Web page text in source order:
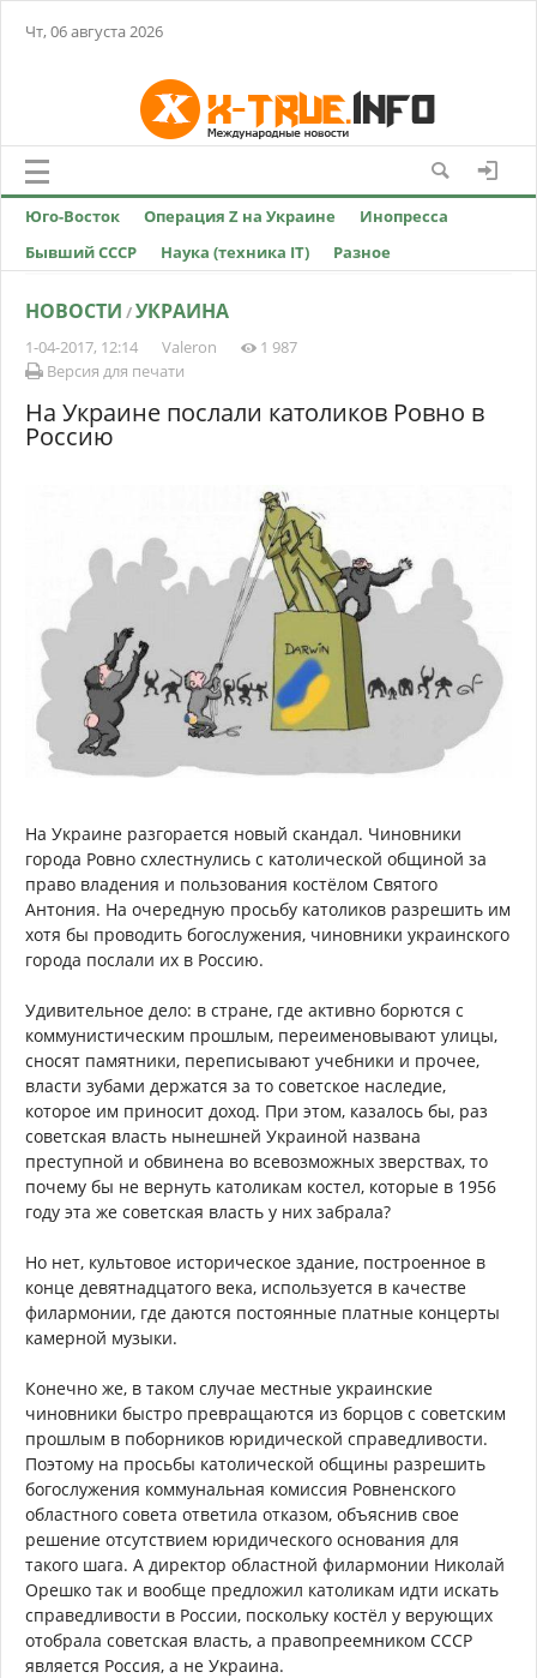
Чт, 06 августа 2026
Юго-Восток Операция Z на Украине
Инопресса
Бывший СССР
Наука (техника IT) Разное
НОВОСТИ /УКРАИНА
1-04-2017, 12:14 Valeron
1 987
Версия для печати
На Украине послали католиков Ровно в
Россию
На Украине разгорается новый скандал. Чиновники
города Ровно схлестнулись с католической общиной за
право владения и пользования костёлом Святого
Антония. На очередную просьбу католиков разрешить им
хотя бы проводить богослужения, чиновники украинского
города послали их в Россию.
Удивительное дело: в стране, где активно борются с
коммунистическим прошлым, переименовывают улицы,
сносят памятники, переписывают учебники и прочее,
власти зубами держатся за то советское наследие,
которое им приносит доход. При этом, казалось бы, раз
советская власть нынешней Украиной названа
преступной и обвинена во всевозможных зверствах, то
почему бы не вернуть католикам костел, которые в 1956
году эта же советская власть у них забрала?
Но нет, культовое историческое здание, построенное в
конце девятнадцатого века, используется в качестве
филармонии, где даются постоянные платные концерты
камерной музыки.
Конечно же, в таком случае местные украинские
чиновники быстро превращаются из борцов с советским
прошлым в поборников юридической справедливости.
Поэтому на просьбы католической общины разрешить
богослужения коммунальная комиссия Ровненского
областного совета ответила отказом, объяснив свое
решение отсутствием юридического основания для
такого шага. А директор областной филармонии Николай
Орешко так и вообще предложил католикам идти искать
справедливости в России, поскольку костёл у верующих
отобрала советская власть, а правопреемником СССР
является Россия, а не Украина.